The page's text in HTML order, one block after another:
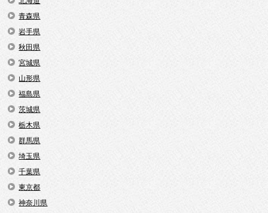
青森県
岩手県
秋田県
宮城県
山形県
福島県
茨城県
栃木県
群馬県
埼玉県
千葉県
東京都
神奈川県